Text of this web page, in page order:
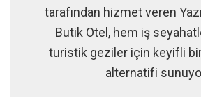
tarafından hizmet veren
Butik Otel, hem iş
turistik geziler için keyifli
alternatifi